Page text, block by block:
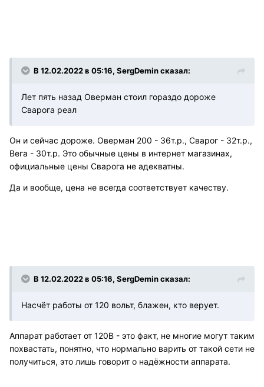
В 12.02.2022 в 05:16, SergDemin сказал:
Лет пять назад Оверман стоил гораздо дороже
Сварога реал
Он и сейчас дороже. Оверман 200 - 36т.р., Сварог - 32т.р.,
Вега - 30т.р. Это обычные цены в интернет магазинах,
официальные цены Сварога не адекватны.
Да и вообще, цена не всегда соответствует качеству.
В 12.02.2022 в 05:16, SergDemin сказал:
Насчёт работы от 120 вольт, блажен, кто верует.
Аппарат работает от 120В - это факт, не многие могут таким
похвастать, понятно, что нормально варить от такой сети не
получиться, это лишь говорит о надёжности аппарата.